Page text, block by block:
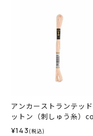
アンカーストランテッ
ットン（刺しゅう糸）
012
¥143 (税込)